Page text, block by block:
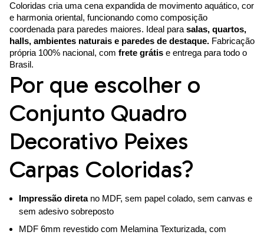
Coloridas cria uma cena expandida de movimento aquático, cor
e harmonia oriental, funcionando como composição
coordenada para paredes maiores. Ideal para salas, quartos,
halls, ambientes naturais e paredes de destaque. Fabricação
própria 100% nacional, com frete grátis e entrega para todo o
Brasil.
Por que escolher o
Conjunto Quadro
Decorativo Peixes
Carpas Coloridas?
Impressão diretano MDF, sem papel colado, sem canvas e
sem adesivo sobreposto
MDF 6mm revestido com Melamina Texturizada, com